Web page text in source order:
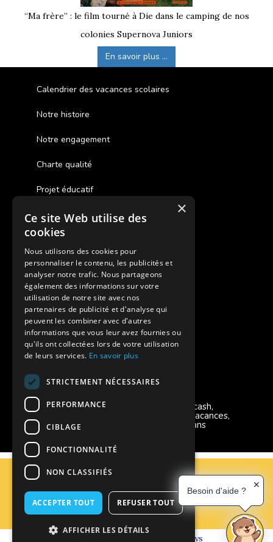
“Ma frère” : le film tourné à Die dans le camping de nos
colonies Supernova Juniors
En savoir plus ...
Calendrier des vacances scolaires
Notre histoire
Notre engagement
Charte qualité
Projet éducatif
Des colonies de vacances inclusives
Assurances annulations
Aides financières pour partir en colonie
Charte de confidentialité
Vacances Adaptées Adulte Supernova
Modes de règlement acceptés
Chèque, Virement, Espèces, Mandats cash,
Bons CAF, Conseil général, Chèques vacances,
Carte bancaire, Prise en charge reçu sans
règlement, Prélèvement, Pass Colo
Plan du site
Espace Professionnels
Réalisation
Vackélys
×
Ce site Web utilise des
cookies
Nous utilisons des cookies pour
personnaliser le contenu, les publicités et
analyser notre trafic. Nous partageons
également des informations sur votre
utilisation de notre site avec nos
partenaires de publicité et d'analyse qui
peuvent les combiner avec d'autres
informations que vous leur avez fournies ou
qu'ils ont collectées lors de votre utilisation
de leurs services. En savoir plus
STRICTEMENT NÉCESSAIRES
PERFORMANCE
CIBLAGE
FONCTIONNALITÉ
NON CLASSIFIÉS
ACCEPTER TOUT REFUSER TOUT
AFFICHER LES DÉTAILS
Besoin d'aide ?
✕